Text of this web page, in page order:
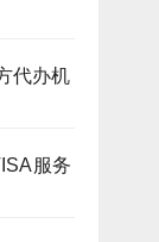
代办机
服务